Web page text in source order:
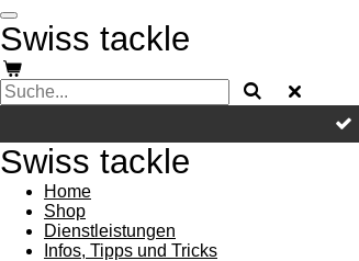
Zum
Hauptinhalt
springen
Swiss tackle
Swiss tackle
Home
Shop
Dienstleistungen
Infos, Tipps und Tricks